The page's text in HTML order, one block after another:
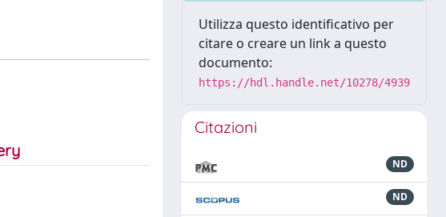
Utilizza questo identificativo per
citare o creare un link a questo
documento:
https://hdl.handle.net/10278/4939
Citazioni
ND
ND